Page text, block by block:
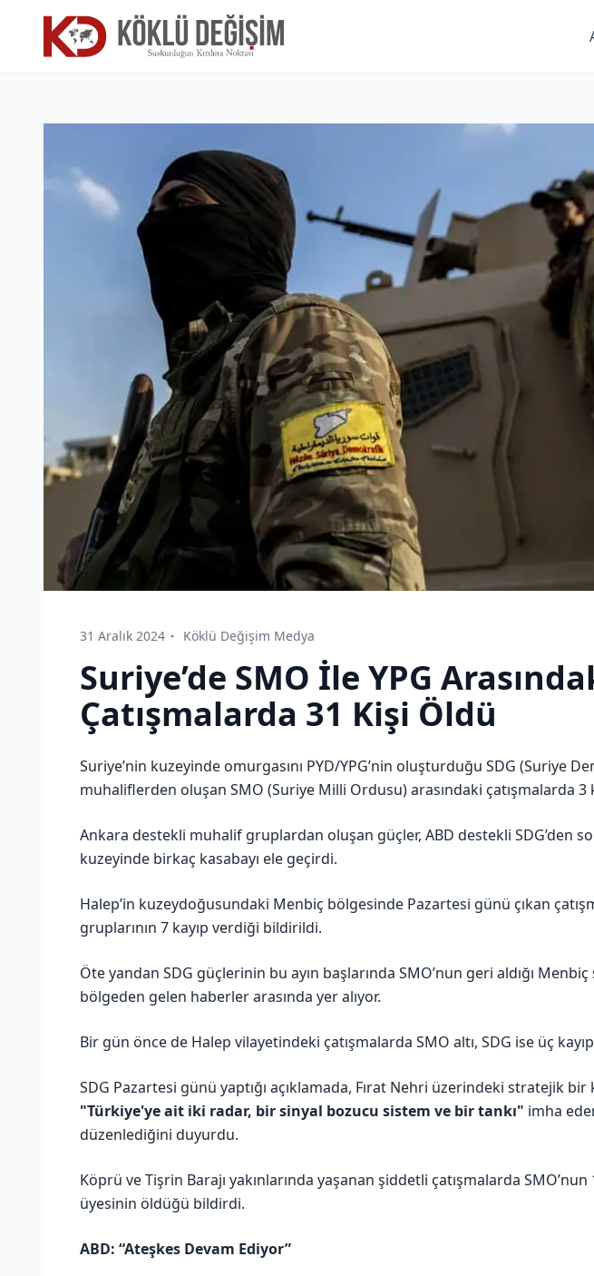
31 Aralık 2024 Köklü Değişim Medya
Suriye’de SMO İle YPG
Çatışmalarda 31 Kişi Öldü
Suriye’nin kuzeyinde omurgasını PYD/YPG’nin oluşturduğu SDG (Suriye
muhaliflerden oluşan SMO (Suriye Milli Ordusu) arasındaki çatışmalarda 3
Ankara destekli muhalif gruplardan oluşan güçler, ABD destekli SDG’den
kuzeyinde birkaç kasabayı ele geçirdi.
Halep’in kuzeydoğusundaki Menbiç bölgesinde Pazartesi günü çıkan
gruplarının 7 kayıp verdiği bildirildi.
Öte yandan SDG güçlerinin bu ayın başlarında SMO’nun geri aldığı Menbiç
bölgeden gelen haberler arasında yer alıyor.
Bir gün önce de Halep vilayetindeki çatışmalarda SMO altı, SDG ise üç
SDG Pazartesi günü yaptığı açıklamada, Fırat Nehri üzerindeki stratejik bir
"Türkiye'ye ait iki radar, bir sinyal bozucu sistem ve bir tankı" imha
düzenlediğini duyurdu.
Köprü ve Tişrin Barajı yakınlarında yaşanan şiddetli çatışmalarda
üyesinin öldüğü bildirdi.
ABD: “Ateşkes Devam Ediyor”